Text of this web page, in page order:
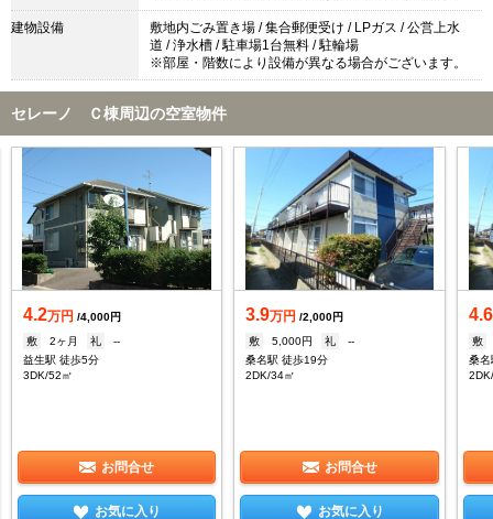
建物設備
敷地内ごみ置き場 / 集合郵便受け / LPガス / 公営上水
道 / 浄水槽 / 駐車場1台無料 / 駐輪場
※部屋・階数により設備が異なる場合がございます。
セレーノ Ｃ棟周辺の空室物件
4.2万円 /4,000円
敷
2ヶ月 礼
--
益生駅 徒歩5分
3DK/52㎡
お問合せ
お気に入り
3.9万円 /2,000円
敷
5,000円 礼
--
桑名駅 徒歩19分
2DK/34㎡
お問合せ
お気に入り
4.6
敷
桑